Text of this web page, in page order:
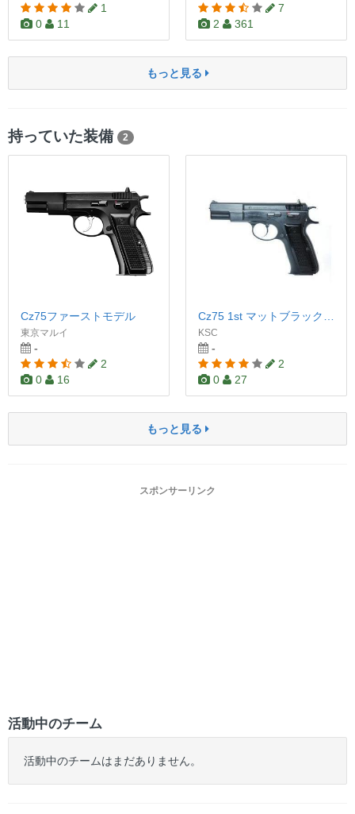
1
0
11
7
2
361
もっと見る
持っていた装備 2
Cz75ファーストモデル
東京マルイ
-
2
0
16
Cz75 1st マットブラックABSモデル
KSC
-
2
0
27
もっと見る
スポンサーリンク
活動中のチーム
活動中のチームはまだありません。